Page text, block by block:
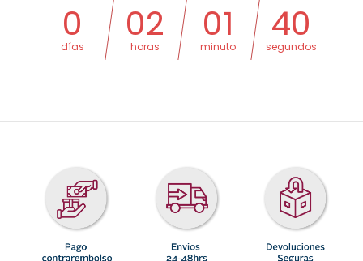
0
días
02
horas
01
minuto
39
segundos